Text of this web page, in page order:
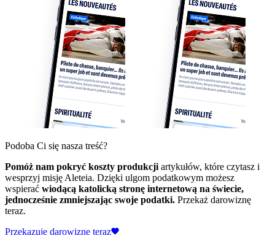
Podoba Ci się nasza treść?
Pomóż nam pokryć koszty produkcji artykułów, które czytasz i
wesprzyj misję Aleteia. Dzięki ulgom podatkowym możesz
wspierać wiodącą katolicką stronę internetową na świecie,
jednocześnie zmniejszając swoje podatki. Przekaż darowiznę
teraz.
Przekazuję darowiznę teraz